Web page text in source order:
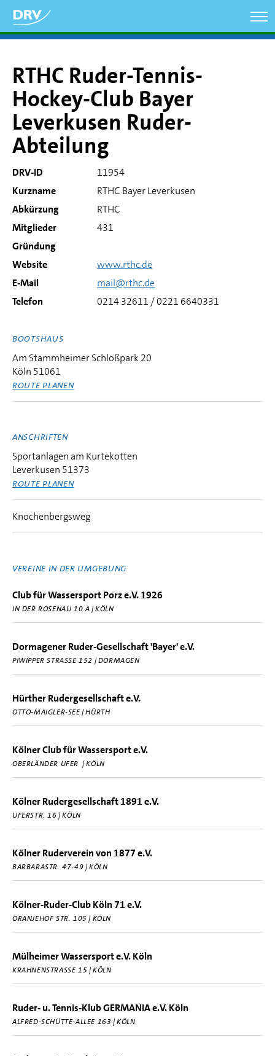
zum
Inhalt
RTHC Ruder-Tennis-
Hockey-Club Bayer
Leverkusen Ruder-
Abteilung
DRV-ID
11954
Kurzname
RTHC Bayer Leverkusen
Abkürzung
RTHC
Mitglieder
431
Gründung
Website
www.rthc.de
E-Mail
mail@rthc.de
Telefon
0214 32611 / 0221 6640331
BOOTSHAUS
Am Stammheimer Schloßpark 20
Köln 51061
ROUTE PLANEN
ANSCHRIFTEN
Sportanlagen am Kurtekotten
Leverkusen 51373
ROUTE PLANEN
Knochenbergsweg
VEREINE IN DER UMGEBUNG
Club für Wassersport Porz e.V. 1926
IN DER ROSENAU 10 A | KÖLN
Dormagener Ruder-Gesellschaft 'Bayer' e.V.
PIWIPPER STRASSE 152 | DORMAGEN
Hürther Rudergesellschaft e.V.
OTTO-MAIGLER-SEE | HÜRTH
Kölner Club für Wassersport e.V.
OBERLÄNDER UFER | KÖLN
Kölner Rudergesellschaft 1891 e.V.
UFERSTR. 16 | KÖLN
Kölner Ruderverein von 1877 e.V.
BARBARASTR. 47-49 | KÖLN
Kölner-Ruder-Club Köln 71 e.V.
ORANJEHOF STR. 105 | KÖLN
Mülheimer Wassersport e.V. Köln
KRAHNENSTRASSE 15 | KÖLN
Ruder- u. Tennis-Klub GERMANIA e.V. Köln
ALFRED-SCHÜTTE-ALLEE 163 | KÖLN